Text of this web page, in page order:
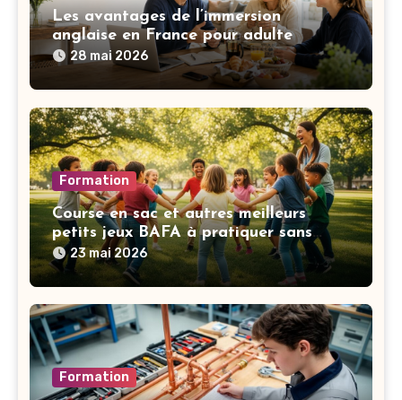
Les avantages de l’immersion
anglaise en France pour adulte
28 mai 2026
Formation
Course en sac et autres meilleurs
petits jeux BAFA à pratiquer sans
matériel selon vos objectifs
23 mai 2026
Formation